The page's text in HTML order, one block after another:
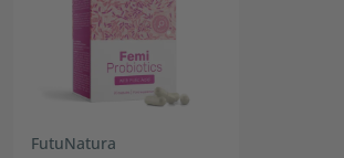
FutuNatura